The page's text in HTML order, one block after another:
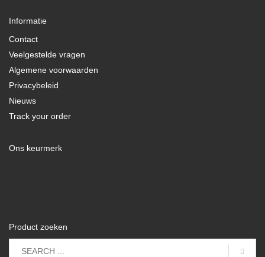
Informatie
Contact
Veelgestelde vragen
Algemene voorwaarden
Privacybeleid
Nieuws
Track your order
Ons keurmerk
Product zoeken